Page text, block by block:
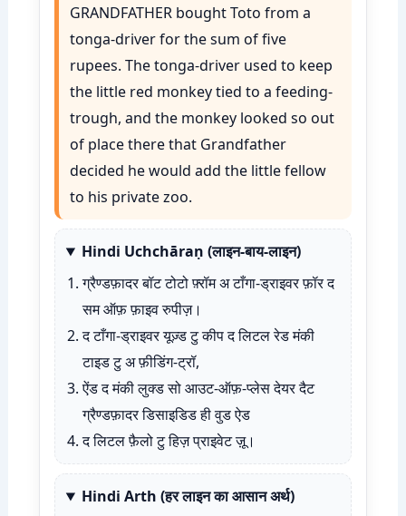
GRANDFATHER bought Toto from a
tonga-driver for the sum of five
rupees. The tonga-driver used to keep
the little red monkey tied to a feeding-
trough, and the monkey looked so out
of place there that Grandfather
decided he would add the little fellow
to his private zoo.
Hindi Uchchāraṇ (लाइन-बाय-लाइन)
ग्रैण्डफ़ादर बॉट टोटो फ़्रॉम अ टाँगा-ड्राइवर फ़ॉर द
सम ऑफ़ फ़ाइव रुपीज़।
द टाँगा-ड्राइवर यूज़्ड टु कीप द लिटल रेड मंकी
टाइड टु अ फ़ीडिंग-ट्रॉ,
ऐंड द मंकी लुक्ड सो आउट-ऑफ़-प्लेस देयर दैट
ग्रैण्डफ़ादर डिसाइडिड ही वुड ऐड
द लिटल फ़ैलो टु हिज़ प्राइवेट ज़ू।
Hindi Arth (हर लाइन का आसान अर्थ)